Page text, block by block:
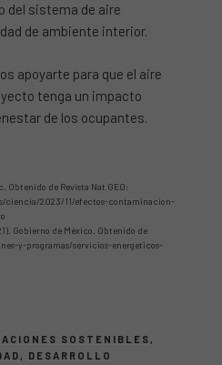
del sistema de aire
de ambiente interior.
apoyarte para que el aire
tenga un impacto
de los ocupantes.
Obtenido de Revista Nat GEO:
ciencia/2023/11/efectos-contaminacion-
Gobierno de México. Obtenido de
y-programas/servicios-energeticos-
SOSTENIBLES ,
, DESARROLLO